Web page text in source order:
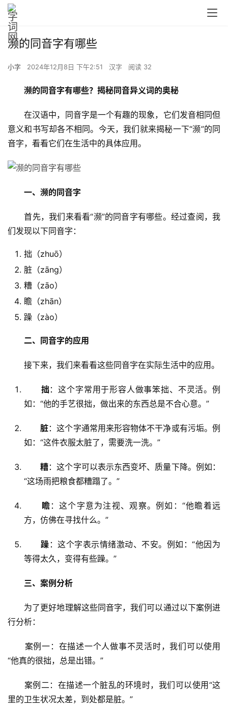
濒的同音字有哪些
小字 2024年12月8日 下午2:51 汉字 阅读 32
濒的同音字有哪些？揭秘同音异义词的奥秘
在汉语中，同音字是一个有趣的现象，它们发音相同但
意义和书写却各不相同。今天，我们就来揭秘一下“濒”的同
音字，看看它们在生活中的具体应用。
一、濒的同音字
首先，我们来看看“濒”的同音字有哪些。经过查阅，我
们发现以下同音字：
拙（zhuō）
脏（zāng）
糟（zāo）
瞻（zhān）
躁（zào）
二、同音字的应用
接下来，我们来看看这些同音字在实际生活中的应用。
拙：这个字常用于形容人做事笨拙、不灵活。例
如：“他的手艺很拙，做出来的东西总是不合心意。”
脏：这个字通常用来形容物体不干净或有污垢。例
如：“这件衣服太脏了，需要洗一洗。”
糟：这个字可以表示东西变坏、质量下降。例如：
“这场雨把粮食都糟蹋了。”
瞻 ：这个字意为注视、观察。例如：“他瞻着远
方，仿佛在寻找什么。”
躁 ：这个字表示情绪激动、不安。例如：“他因为
等得太久，变得有些躁。”
三、案例分析
为了更好地理解这些同音字，我们可以通过以下案例进
行分析：
案例一：在描述一个人做事不灵活时，我们可以使用
“他真的很拙，总是出错。”
案例二：在描述一个脏乱的环境时，我们可以使用“这
里的卫生状况太差，到处都是脏。”